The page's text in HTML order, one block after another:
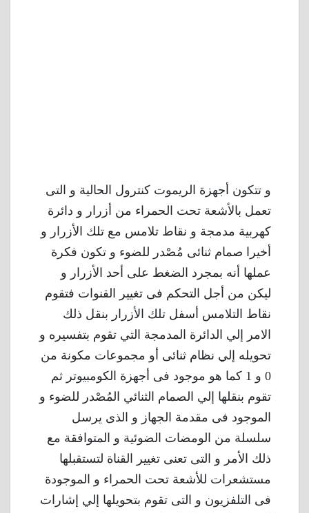
و تتكون أجهزة الريموت كنترول الحالية و التى
تعمل بالأشعة تحت الحمراء من أزرار و دائرة
كهربية مدمجة و نقاط تلامس مع تلك الأزرار و
أخيرا صمام ثنائى مُصْدر للضوء و تكون فكرة
عملها أنه بمجرد الضغط على أحد الأزرار و
ليكن من أجل التحكم فى تغيير القنوات فتقوم
نقاط التلامس أسفل تلك الأزرار بنقل ذلك
الامر إلي الدائرة المدمجة التي تقوم بتفسيره و
تحويله إلي نظام ثنائى أو مجموعات مكونة من
0 و 1 كما هو موجود فى أجهزة الكومبيوتر ثم
تقوم بنقلها إلي الصمام الثنائي المُصْدر للضوء و
الموجود فى مقدمة الجهاز و الذى يرسل
سلسلة من الومضات الضوئية و المتوافقة مع
ذلك الأمر و التى تعنى تغيير القناة لتستقبلها
مستشعرات للأشعة تحت الحمراء و الموجودة
فى التلفزيون و التى تقوم بتحويلها إلي إشارات